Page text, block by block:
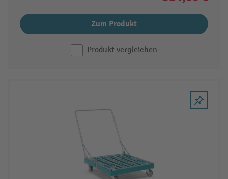
Zum Produkt
Produkt vergleichen